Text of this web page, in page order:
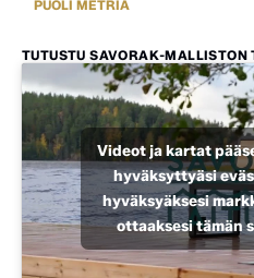
TUTUSTU SAVORAK-MALLISTON
Videot ja kartat
hyväksyttyäsi
hyväksyäksesi
ottaaksesi tämän
PUOLI METRIÄ